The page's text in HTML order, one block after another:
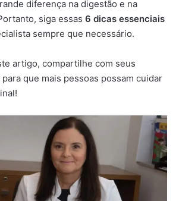
diferença na digestão e na
siga essas 6 dicas essenciais
sempre que necessário.
artigo, compartilhe com seus
que mais pessoas possam cuidar